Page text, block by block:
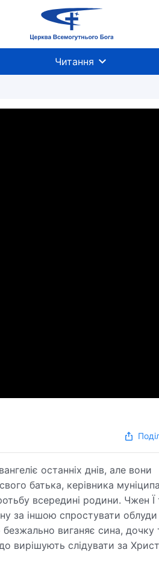
Читання
останніх днів, але вони
батька, керівника
всередині родини. Чжен Ї
за іншою спростувати облуди
безжально виганяє сина, дочку
вирішують слідувати за